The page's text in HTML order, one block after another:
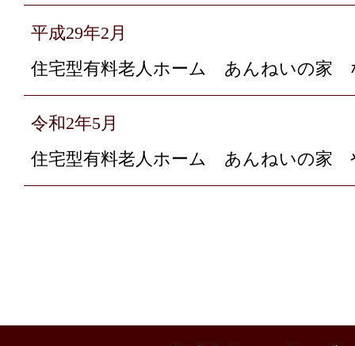
平成29年2月
住宅型有料老人ホーム あんねいの家
令和2年5月
住宅型有料老人ホーム あんねいの家